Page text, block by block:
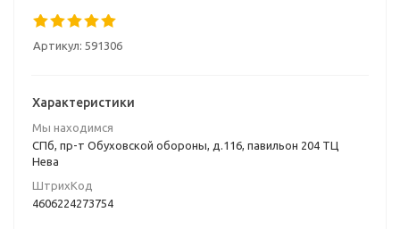
Артикул: 591306
Характеристики
Мы находимся
СПб, пр-т Обуховской обороны, д.116, павильон 204 ТЦ
Нева
ШтрихКод
4606224273754